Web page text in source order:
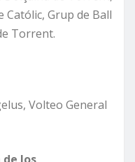
Católic, Grup de Ball
Torrent.
Volteo General